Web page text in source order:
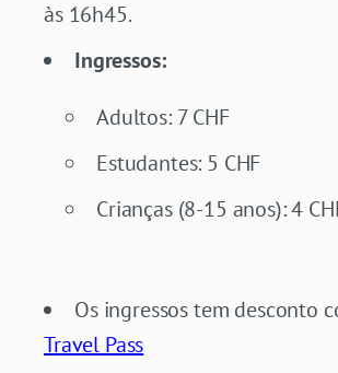
às 16h45.
Ingressos:
Adultos: 7 CHF
Estudantes: 5 CHF
Crianças (8-15 anos): 4
Os ingressos tem desconto
Travel Pass